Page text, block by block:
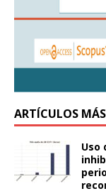
ARTÍCULOS
Uso